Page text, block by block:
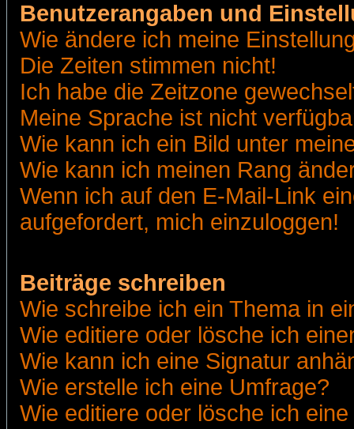
Benutzerangaben und
Wie ändere ich meine
Die Zeiten stimmen nicht!
Ich habe die Zeitzone
Meine Sprache ist nicht
Wie kann ich ein Bild unter
Wie kann ich meinen Rang
Wenn ich auf den E-Mail-Link
aufgefordert, mich einzuloggen!
Beiträge schreiben
Wie schreibe ich ein Thema in
Wie editiere oder lösche ich
Wie kann ich eine Signatur
Wie erstelle ich eine Umfrage?
Wie editiere oder lösche ich